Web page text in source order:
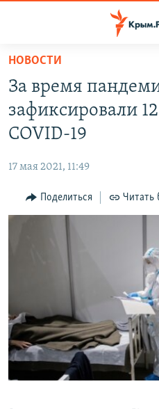
Вернуться
основному
содержанию
Вернутся
главной
Вернутся
СПЕЦПРОЕКТЫ
ГРУЗ 200
11 ЛЕТ ОККУПАЦИИ КРЫМА. 11
ВОДА
ЕЩЕ
ИНТЕРАКТИВ
ПРОПАВШИЕ БЕЗ ВЕСТИ
ПОБЕДИТЕЛЕЙ НЕ СУДЯТ?
КРЫМ.НЕПОКОРЕННЫЙ
РАДІО СВОБОДА
КАК ОБОЙТИ БЛОКИРОВКУ
Українською
ПРИСОЕДИНЯЙТЕСЬ!
НОВОСТИ
За время
зафиксировали
COVID-19
17 мая 2021, 11:49
Поделиться Читать